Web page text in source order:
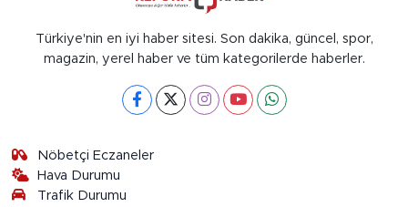
Türkiye'nin en iyi haber sitesi. Son dakika, güncel, spor,
magazin, yerel haber ve tüm kategorilerde haberler.
Nöbetçi Eczaneler
Hava Durumu
Trafik Durumu